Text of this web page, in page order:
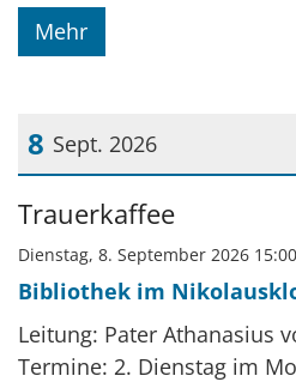
Mehr
8 Sept. 2026
Datum: 8. September 2026
Trauerkaffee
Dienstag, 8. September 2026
Bibliothek im
Leitung: Pater Athanasius
Termine: 2. Dienstag im